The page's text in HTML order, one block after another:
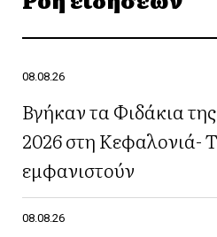
08.08.26
Βγήκαν τα Φιδάκια
2026 στη Κεφαλονιά-
εμφανιστούν
08.08.26